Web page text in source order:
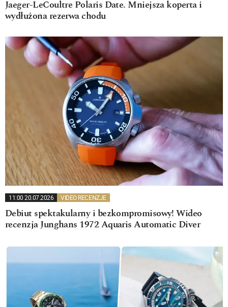
Jaeger-LeCoultre Polaris Date. Mniejsza koperta i
wydłużona rezerwa chodu
11:00 20.07.2026 VIDEO RECENZJE
Debiut spektakularny i bezkompromisowy! Wideo
recenzja Junghans 1972 Aquaris Automatic Diver